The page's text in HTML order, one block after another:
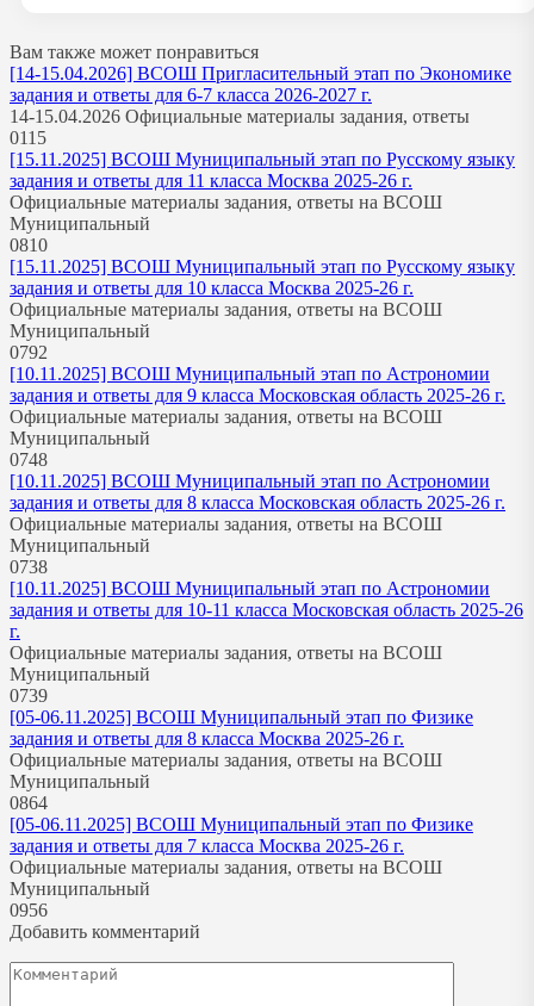
Вам также может понравиться
[14-15.04.2026] ВСОШ Пригласительный этап по Экономике
задания и ответы для 6-7 класса 2026-2027 г.
14-15.04.2026 Официальные материалы задания, ответы
0115
[15.11.2025] ВСОШ Муниципальный этап по Русскому языку
задания и ответы для 11 класса Москва 2025-26 г.
Официальные материалы задания, ответы на ВСОШ
Муниципальный
0810
[15.11.2025] ВСОШ Муниципальный этап по Русскому языку
задания и ответы для 10 класса Москва 2025-26 г.
Официальные материалы задания, ответы на ВСОШ
Муниципальный
0792
[10.11.2025] ВСОШ Муниципальный этап по Астрономии
задания и ответы для 9 класса Московская область 2025-26 г.
Официальные материалы задания, ответы на ВСОШ
Муниципальный
0748
[10.11.2025] ВСОШ Муниципальный этап по Астрономии
задания и ответы для 8 класса Московская область 2025-26 г.
Официальные материалы задания, ответы на ВСОШ
Муниципальный
0738
[10.11.2025] ВСОШ Муниципальный этап по Астрономии
задания и ответы для 10-11 класса Московская область 2025-26
г.
Официальные материалы задания, ответы на ВСОШ
Муниципальный
0739
[05-06.11.2025] ВСОШ Муниципальный этап по Физике
задания и ответы для 8 класса Москва 2025-26 г.
Официальные материалы задания, ответы на ВСОШ
Муниципальный
0864
[05-06.11.2025] ВСОШ Муниципальный этап по Физике
задания и ответы для 7 класса Москва 2025-26 г.
Официальные материалы задания, ответы на ВСОШ
Муниципальный
0956
Добавить комментарий
Комментарий